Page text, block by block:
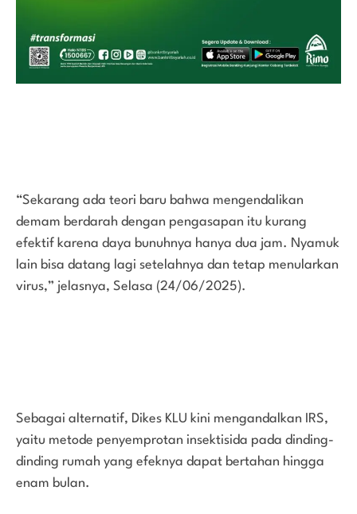
“Sekarang ada teori baru bahwa mengendalikan
demam berdarah dengan pengasapan itu kurang
efektif karena daya bunuhnya hanya dua jam. Nyamuk
lain bisa datang lagi setelahnya dan tetap menularkan
virus,” jelasnya, Selasa (24/06/2025).
Sebagai alternatif, Dikes KLU kini mengandalkan IRS,
yaitu metode penyemprotan insektisida pada dinding-
dinding rumah yang efeknya dapat bertahan hingga
enam bulan.